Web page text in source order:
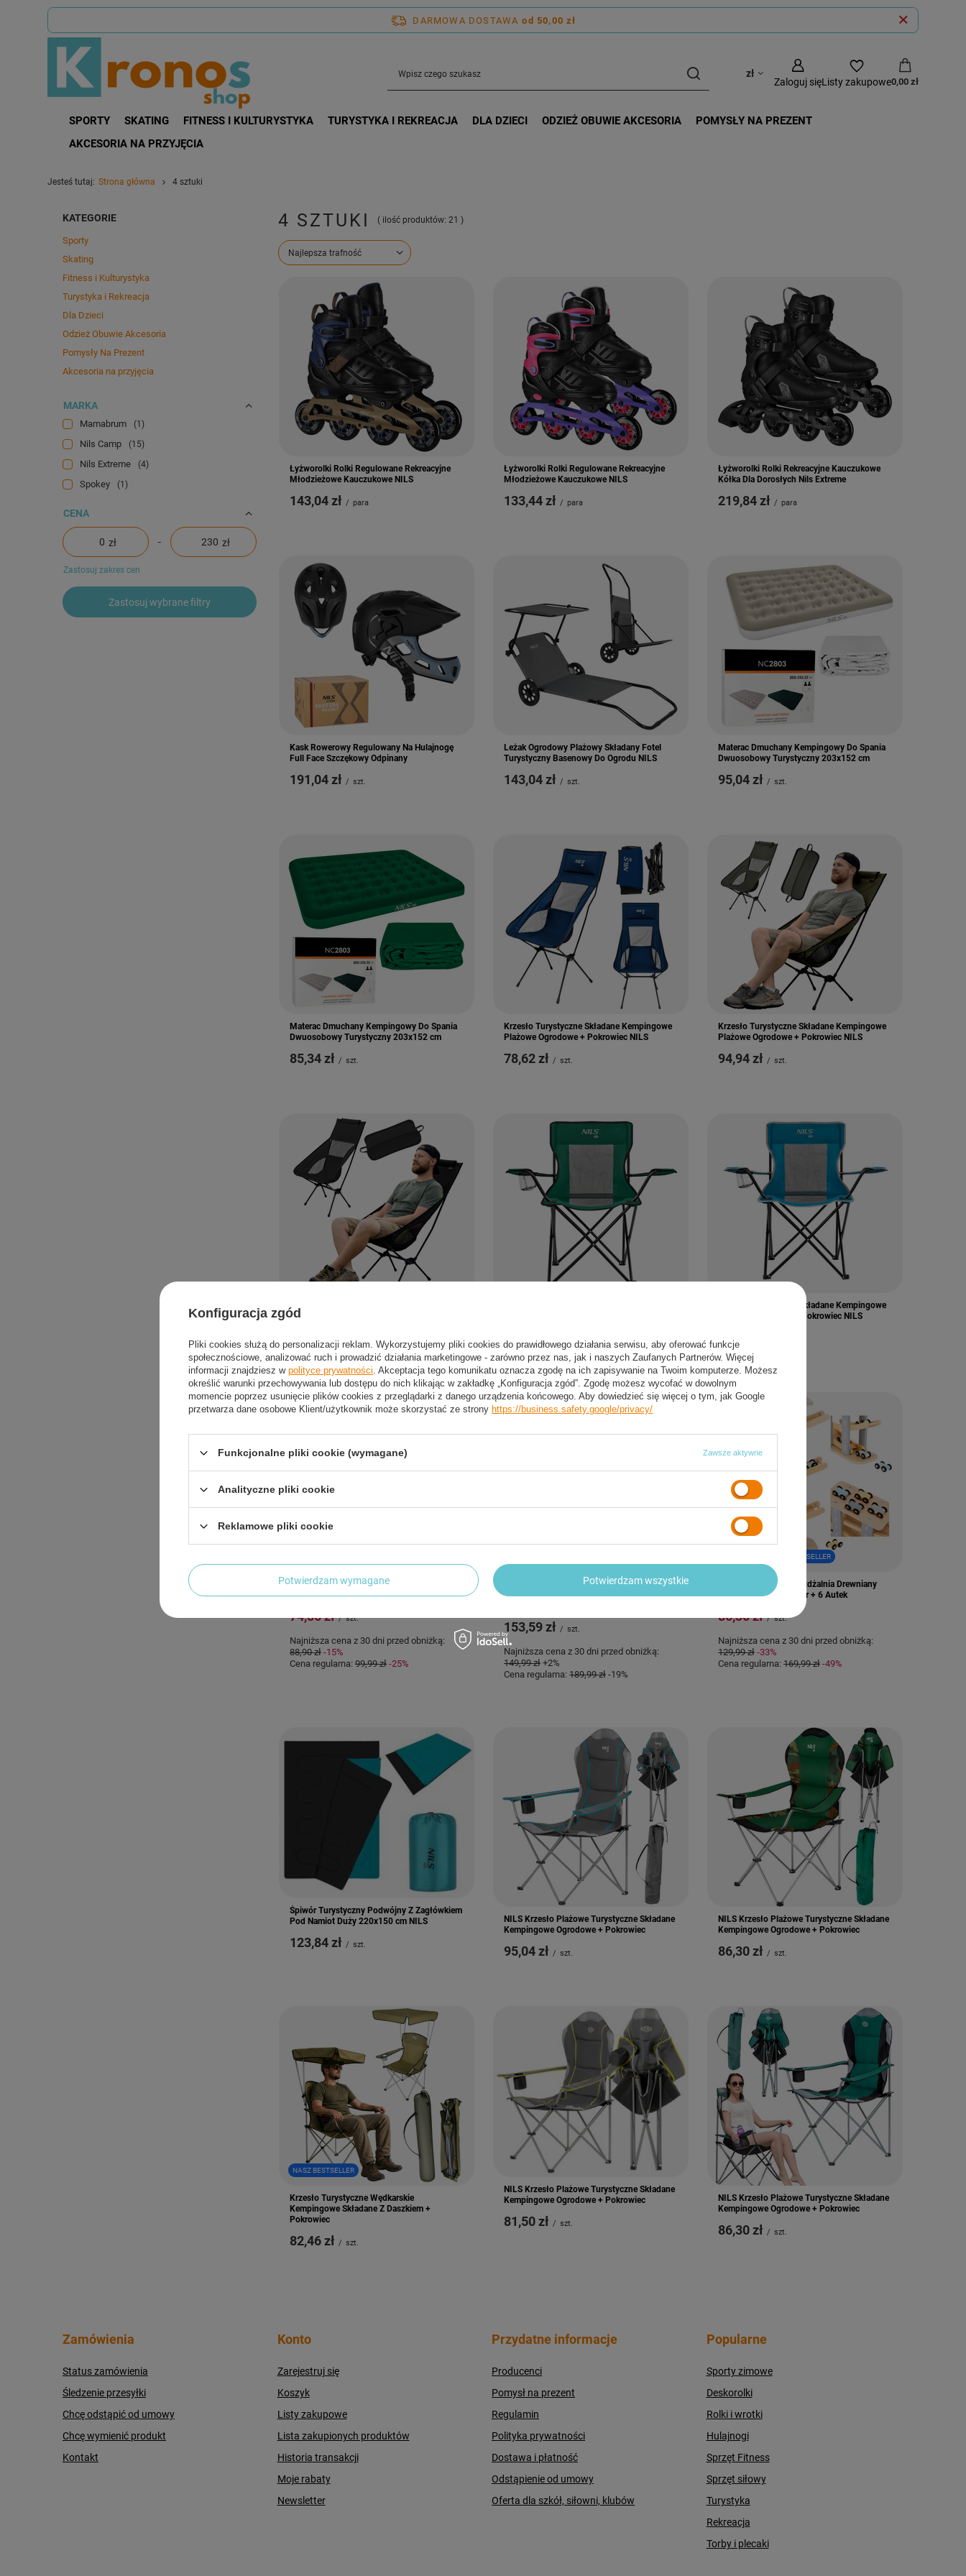
DARMOWA DOSTAWA od 50,00 zł
zł
Zaloguj sięListy zakupowe0,00 zł
SPORTY SKATING FITNESS I KULTURYSTYKA TURYSTYKA I REKREACJA DLA DZIECI ODZIEŻ OBUWIE AKCESORIA
POMYSŁY NA PREZENT
AKCESORIA NA PRZYJĘCIA
Jesteś tutaj: Strona główna 4 sztuki
KATEGORIE
Sporty
Skating
Fitness i Kulturystyka
Turystyka i Rekreacja
Dla Dzieci
Odzież Obuwie Akcesoria
Pomysły Na Prezent
Akcesoria na przyjęcia
MARKA
Mamabrum 1
Nils Camp 15
Nils Extreme 4
Spokey 1
CENA
zł - zł
Zastosuj zakres cen
Zastosuj wybrane filtry
4 SZTUKI ( ilość produktów: 21 )
Zmień sortowanie
Najlepsza trafność
Łyżworolki Rolki Regulowane Rekreacyjne
Młodzieżowe Kauczukowe NILS
143,04 zł / para
Łyżworolki Rolki Regulowane Rekreacyjne
Młodzieżowe Kauczukowe NILS
133,44 zł / para
Łyżworolki Rolki Rekreacyjne Kauczukowe
Kółka Dla Dorosłych Nils Extreme
219,84 zł / para
Kask Rowerowy Regulowany Na Hulajnogę
Full Face Szczękowy Odpinany
191,04 zł / szt.
Leżak Ogrodowy Plażowy Składany Fotel
Turystyczny Basenowy Do Ogrodu NILS
143,04 zł / szt.
Materac Dmuchany Kempingowy Do Spania
Dwuosobowy Turystyczny 203x152 cm
95,04 zł / szt.
Materac Dmuchany Kempingowy Do Spania
Dwuosobowy Turystyczny 203x152 cm
85,34 zł / szt.
Krzesło Turystyczne Składane Kempingowe
Plażowe Ogrodowe + Pokrowiec NILS
78,62 zł / szt.
Krzesło Turystyczne Składane Kempingowe
Plażowe Ogrodowe + Pokrowiec NILS
94,94 zł / szt.
Krzesło Turystyczne Składane Kempingowe
Plażowe Ogrodowe + Pokrowiec NILS
93,02 zł szt. 43,10 zł
Krzesło Turystyczne Składane Kempingowe
Plażowe Ogrodowe + Pokrowiec NILS
47,90 zł
NILS Krzesło Plażowe Turystyczne Składane
Kempingowe Ogrodowe + Pokrowiec
74,86 zł / szt.
Najniższa cena z 30 dni przed obniżką:
88,90 zł -15%
Cena regularna: 99,99 zł -25%
SPOKEY Lekki Namiot Automatyczny
Parawan Plażowy Ogrodowy Z Filtrem UV Z
153,59 zł / szt.
Najniższa cena z 30 dni przed obniżką:
149,99 zł +2%
Cena regularna: 189,99 zł -19%
NASZ BESTSELLER
Tor Samochodowy Zjeżdżalnia Drewniany
Duży Dla Dzieci 6 Pięter + 6 Autek
86,30 zł / szt.
Najniższa cena z 30 dni przed obniżką:
129,99 zł -33%
Cena regularna: 169,99 zł -49%
Śpiwór Turystyczny Podwójny Z Zagłówkiem
Pod Namiot Duży 220x150 cm NILS
123,84 zł / szt.
NILS Krzesło Plażowe Turystyczne Składane
Kempingowe Ogrodowe + Pokrowiec
95,04 zł / szt.
NILS Krzesło Plażowe Turystyczne Składane
Kempingowe Ogrodowe + Pokrowiec
86,30 zł / szt.
NASZ BESTSELLER
Krzesło Turystyczne Wędkarskie
Kempingowe Składane Z Daszkiem +
Pokrowiec
82,46 zł / szt.
NILS Krzesło Plażowe Turystyczne Składane
Kempingowe Ogrodowe + Pokrowiec
81,50 zł / szt.
NILS Krzesło Plażowe Turystyczne Składane
Kempingowe Ogrodowe + Pokrowiec
86,30 zł / szt.
Zamówienia
Status zamówienia
Śledzenie przesyłki
Chcę odstąpić od umowy
Chcę wymienić produkt
Kontakt
Konto
Zarejestruj się
Koszyk
Listy zakupowe
Lista zakupionych produktów
Historia transakcji
Moje rabaty
Newsletter
Przydatne informacje
Producenci
Pomysł na prezent
Regulamin
Polityka prywatności
Dostawa i płatność
Odstąpienie od umowy
Oferta dla szkół, siłowni, klubów
Popularne
Sporty zimowe
Deskorolki
Rolki i wrotki
Hulajnogi
Sprzęt Fitness
Sprzęt siłowy
Turystyka
Rekreacja
Torby i plecaki
Konfiguracja zgód
Pliki cookies służą do personalizacji reklam. Wykorzystujemy pliki cookies do prawidłowego działania serwisu, aby oferować funkcje
społecznościowe, analizować ruch i prowadzić działania marketingowe - zarówno przez nas, jak i naszych Zaufanych Partnerów. Więcej
informacji znajdziesz w polityce prywatności. Akceptacja tego komunikatu oznacza zgodę na ich zapisywanie na Twoim komputerze. Możesz
określić warunki przechowywania lub dostępu do nich klikając w zakładkę „Konfiguracja zgód”. Zgodę możesz wycofać w dowolnym
momencie poprzez usunięcie plików cookies z przeglądarki z danego urządzenia końcowego. Aby dowiedzieć się więcej o tym, jak Google
przetwarza dane osobowe Klient/użytkownik może skorzystać ze strony https://business.safety.google/privacy/
Funkcjonalne pliki cookie (wymagane) Zawsze aktywne
Analityczne pliki cookie
Reklamowe pliki cookie
Potwierdzam wymagane Potwierdzam wszystkie